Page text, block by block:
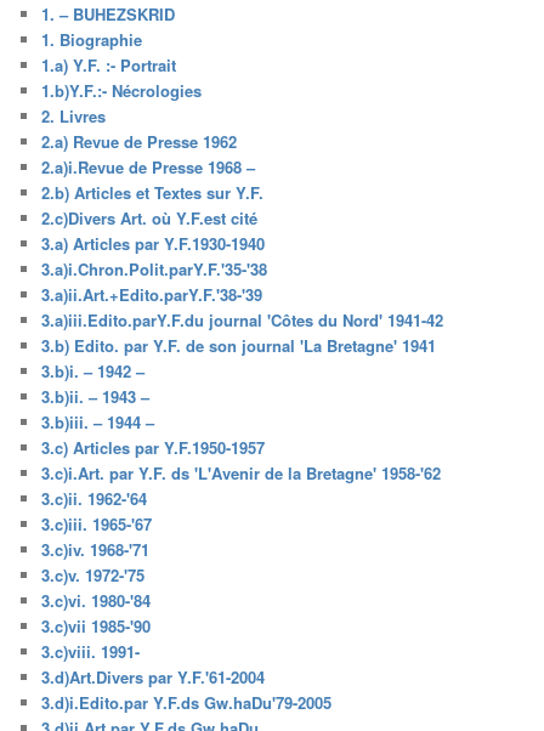
1. – BUHEZSKRID
1. Biographie
1.a) Y.F. :- Portrait
1.b)Y.F.:- Nécrologies
2. Livres
2.a) Revue de Presse 1962
2.a)i.Revue de Presse 1968 –
2.b) Articles et Textes sur Y.F.
2.c)Divers Art. où Y.F.est cité
3.a) Articles par Y.F.1930-1940
3.a)i.Chron.Polit.parY.F.'35-'38
3.a)ii.Art.+Edito.parY.F.'38-'39
3.a)iii.Edito.parY.F.du journal 'Côtes du Nord' 1941-42
3.b) Edito. par Y.F. de son journal 'La Bretagne' 1941
3.b)i. – 1942 –
3.b)ii. – 1943 –
3.b)iii. – 1944 –
3.c) Articles par Y.F.1950-1957
3.c)i.Art. par Y.F. ds 'L'Avenir de la Bretagne' 1958-'62
3.c)ii. 1962-'64
3.c)iii. 1965-'67
3.c)iv. 1968-'71
3.c)v. 1972-'75
3.c)vi. 1980-'84
3.c)vii 1985-'90
3.c)viii. 1991-
3.d)Art.Divers par Y.F.'61-2004
3.d)i.Edito.par Y.F.ds Gw.haDu'79-2005